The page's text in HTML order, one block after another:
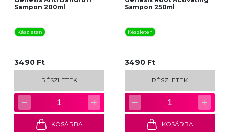
Sampon 200ml
Készleten
3490 Ft
RÉSZLETEK
− 1 +
KOSÁRBA
Sampon 250ml
Készleten
3490 Ft
RÉSZLETEK
− 1 +
KOSÁRBA